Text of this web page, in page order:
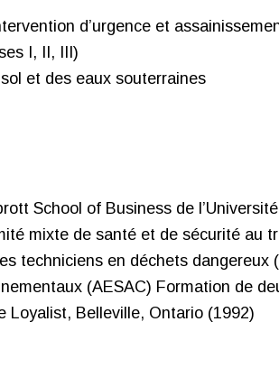
d’urgence et
I, II, III)
et des eaux souterraines
School of Business de
mixte de santé et de sécurité au
techniciens en déchets dangereux
(AESAC) Formation de
Loyalist, Belleville, Ontario (1992)